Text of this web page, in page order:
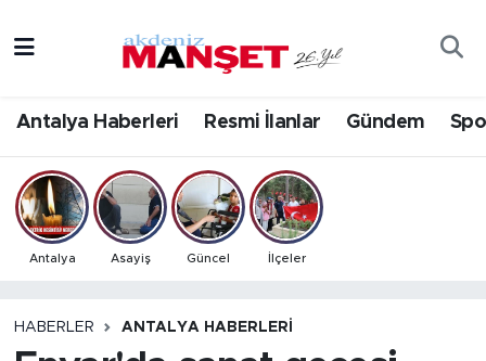
Antalya Haberleri Resmi İlanlar Gündem
Antalya Asayiş Güncel İlçeler
HABERLER ANTALYA HABERLERI
Bilim & Teknoloji
Eğitim
Ekonomi
Antalya Hava Durumu
Antalya Namaz Vakitleri
Antalya Trafik Yoğunluk Haritası